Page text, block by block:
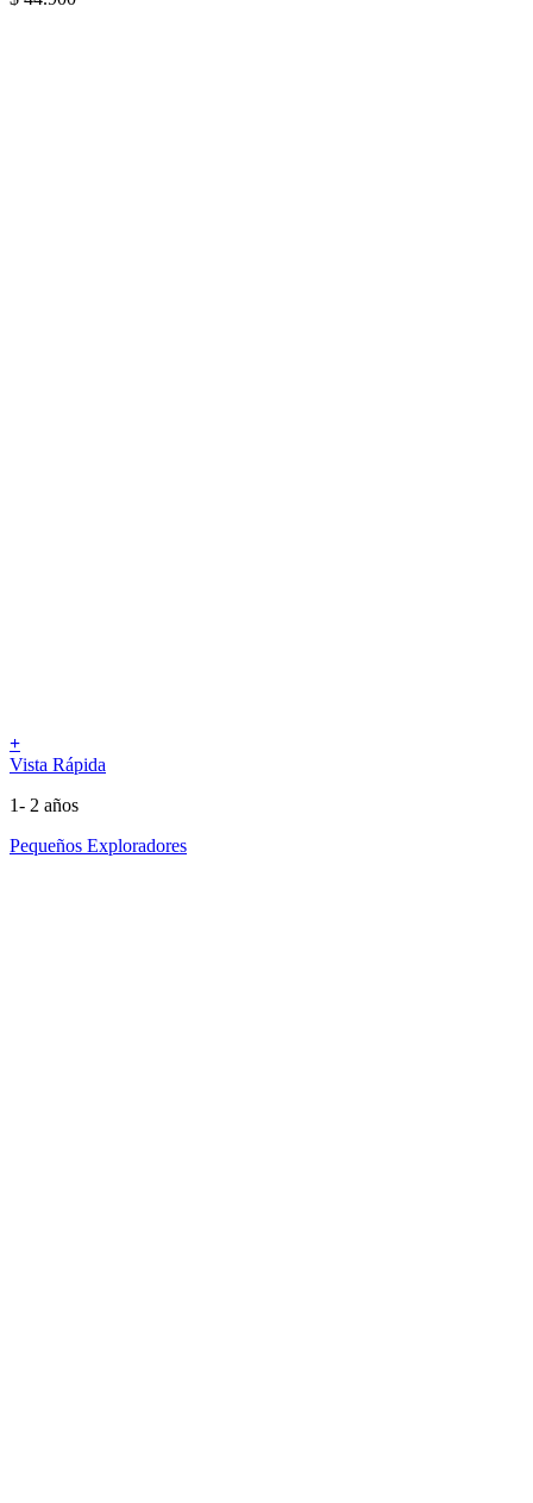
+
Vista Rápida
1- 2 años
Pequeños Exploradores